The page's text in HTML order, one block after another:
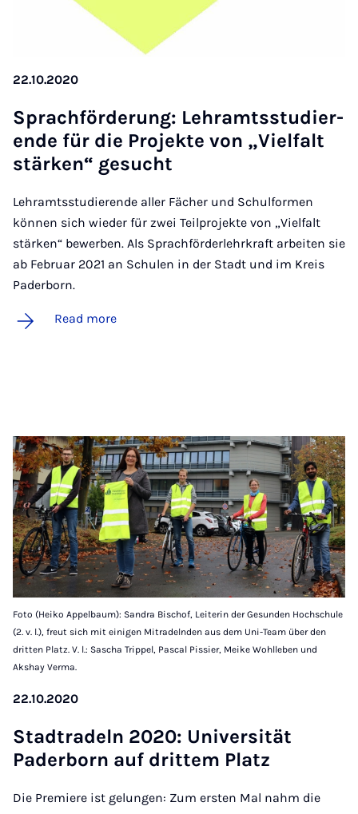
22.10.2020
Sprac­h­för­der­ung: Lehramtsstud­i­er­
ende für die Pro­jekte von „Viel­falt
stärken“ ge­sucht
Lehramtsstudierende aller Fächer und Schulformen
können sich wieder für zwei Teilprojekte von „Vielfalt
stärken“ bewerben. Als Sprachförderlehrkraft arbeiten sie
ab Februar 2021 an Schulen in der Stadt und im Kreis
Paderborn.
Read more
Foto (Heiko Appelbaum): Sandra Bischof, Leiterin der Gesunden Hochschule
(2. v. l.), freut sich mit einigen Mitradelnden aus dem Uni-Team über den
dritten Platz. V. l.: Sascha Trippel, Pascal Pissier, Meike Wohlleben und
Akshay Verma.
22.10.2020
Stadtradeln 2020: Uni­versität
Pader­born auf drit­tem Platz
Die Premiere ist gelungen: Zum ersten Mal nahm die